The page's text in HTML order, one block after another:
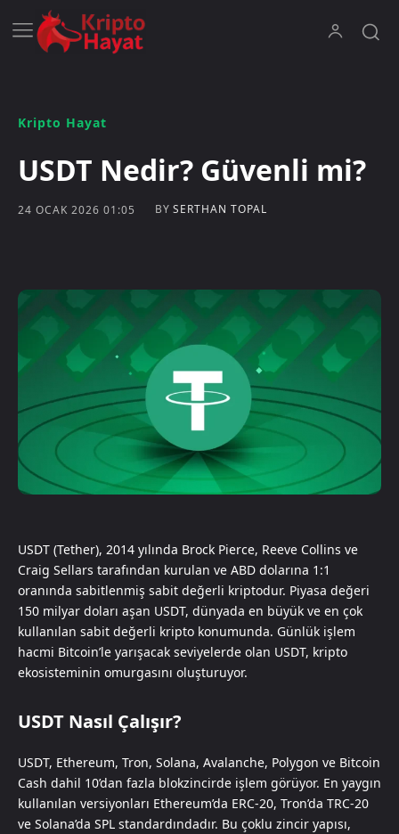
Kripto Hayat
USDT Nedir? Güvenli mi?
24 OCAK 2026 01:05 BY SERTHAN TOPAL
USDT (Tether), 2014 yılında Brock Pierce, Reeve Collins ve
Craig Sellars tarafından kurulan ve ABD dolarına 1:1
oranında sabitlenmiş sabit değerli kriptodur. Piyasa değeri
150 milyar doları aşan USDT, dünyada en büyük ve en çok
kullanılan sabit değerli kripto konumunda. Günlük işlem
hacmi Bitcoin’le yarışacak seviyelerde olan USDT, kripto
ekosisteminin omurgasını oluşturuyor.
USDT Nasıl Çalışır?
USDT, Ethereum, Tron, Solana, Avalanche, Polygon ve Bitcoin
Cash dahil 10’dan fazla blokzincirde işlem görüyor. En yaygın
kullanılan versiyonları Ethereum’da ERC-20, Tron’da TRC-20
ve Solana’da SPL standardındadır. Bu çoklu zincir yapısı,